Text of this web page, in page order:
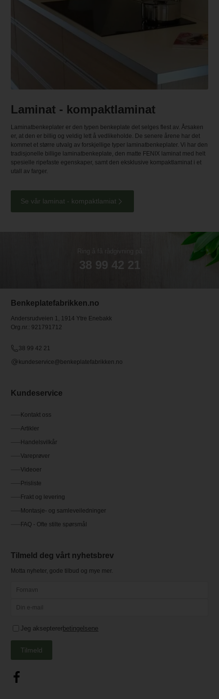
Laminat - kompaktlaminat
Laminatbenkeplater er den typen benkeplate det selges flest av. Årsaken
er, at den er billig og veldig lett å vedlikeholde. De senere årene har det
kommet et større utvalg av forskjellige typer laminatbenkeplater. Vi har den
tradisjonelle billige laminatbenkeplate, den matte FENIX laminat med helt
spesielle ripefaste egenskaper, samt den eksklusive kompaktlaminat i et
utall av farger.
Se vår laminat - kompaktlamiat
Ring å få rådgivning på
38 99 42 21
Benkeplatefabrikken.no
Andersrudveien 1, 1914 Ytre Enebakk
Org.nr.: 921791712
38 99 42 21
kundeservice@benkeplatefabrikken.no
Kundeservice
Kontakt oss
Artikler
Handelsvilkår
Vareprøver
Videoer
Prisliste
Frakt og levering
Montasje- og samleveiledninger
FAQ - Ofte stilte spørsmål
Tilmeld deg vårt nyhetsbrev
Motta nyheter, gode tilbud og mye mer.
Jeg aksepterer betingelsene
Tilmeld